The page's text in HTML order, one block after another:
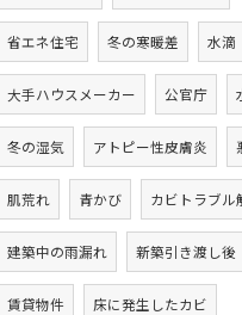
省エネ住宅 冬の寒暖差 水滴
大手ハウスメーカー 公官庁
冬の湿気 アトピー性皮膚炎
肌荒れ 青かび カビトラブル
建築中の雨漏れ 新築引き渡し後
賃貸物件 床に発生したカビ